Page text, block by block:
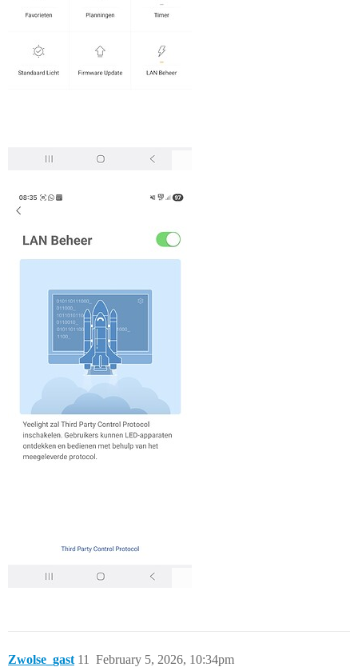
Zwolse_gast February 5, 2026, 10:34pm
11